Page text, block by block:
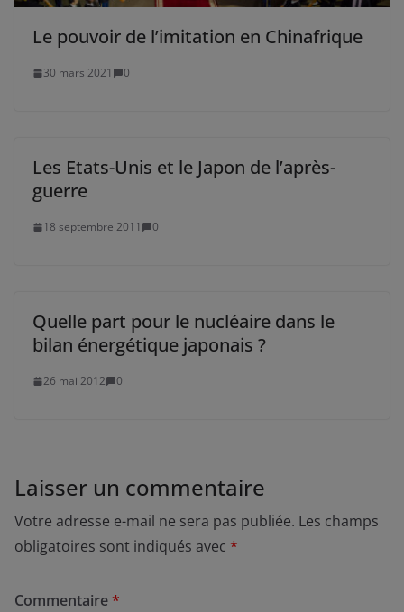
Le pouvoir de l’imitation en Chinafrique
30 mars 2021 0
Les Etats-Unis et le Japon de l’après-
guerre
18 septembre 2011 0
Quelle part pour le nucléaire dans le
bilan énergétique japonais ?
26 mai 2012 0
Laisser un commentaire
Votre adresse e-mail ne sera pas publiée. Les champs
obligatoires sont indiqués avec *
Commentaire*